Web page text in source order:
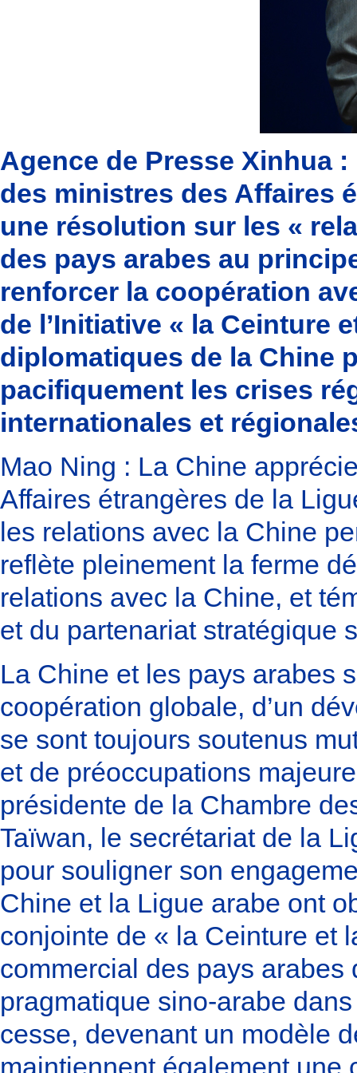
Agence de Presse Xinhua
des ministres des Affaires
une résolution sur les «
des pays arabes au
renforcer la coopération
de l’Initiative « la Ceinture
diplomatiques de la Chine
pacifiquement les crises
internationales et
Mao Ning : La Chine
Affaires étrangères de la
les relations avec la Chine
reflète pleinement la ferme
relations avec la Chine, et
et du partenariat stratégique
La Chine et les pays arabes
coopération globale, d’un
se sont toujours soutenus
et de préoccupations
présidente de la Chambre
Taïwan, le secrétariat de la
pour souligner son
Chine et la Ligue arabe ont
conjointe de « la Ceinture et
commercial des pays
pragmatique sino-arabe
cesse, devenant un modèle
maintiennent également une